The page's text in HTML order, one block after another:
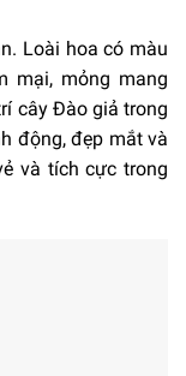
Loài hoa có màu
mại, mỏng mang
cây Đào giả trong
động, đẹp mắt và
và tích cực trong